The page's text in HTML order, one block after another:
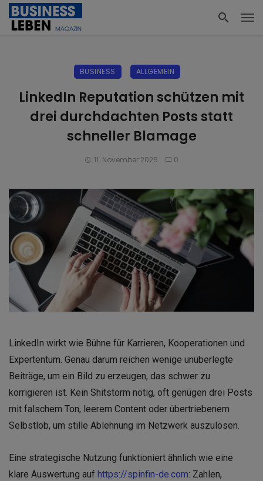
BUSINESS ALLGEMEIN
LinkedIn Reputation schützen mit
drei durchdachten Posts statt
schneller Blamage
11. November 2025 0
LinkedIn wirkt wie Bühne für Karrieren, Kooperationen und
Expertentum. Genau darum reichen wenige unüberlegte
Beiträge, um ein Bild zu erzeugen, das schwer zu
korrigieren ist. Kein Shitstorm nötig, oft genügen drei Posts
mit falschem Ton, leerem Content oder übertriebenem
Selbstlob, um stille Ablehnung im Netzwerk auszulösen.
Eine strategische Nutzung funktioniert ähnlich wie eine
klare Auswertung auf https://spinfin-de.com: Zahlen,